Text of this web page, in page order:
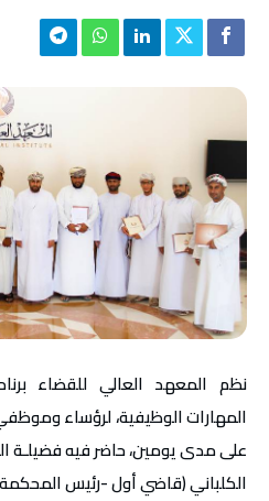
نظم المعهد العالي للقضاء
المهارات الوظيفية، لرؤساء
على مدى يومين، حاضر فيه
الكلباني (قاضي أول -رئيس المحكمة